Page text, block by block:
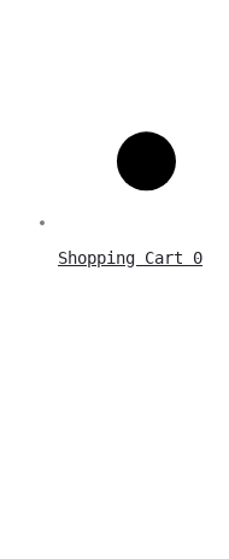
Shopping Cart 0